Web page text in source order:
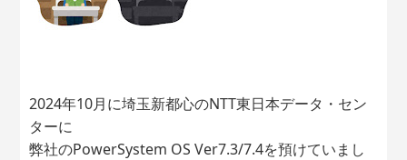
2024年10月に埼玉新都心のNTT東日本データ・セン
ターに
弊社のPowerSystem OS Ver7.3/7.4を預けていまし